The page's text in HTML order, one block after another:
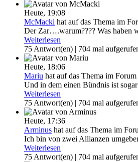
Heute, 19:08
McMacki hat auf das Thema im
Der Zar….warum???? Was haben
Weiterlesen
75 Antwort(en) | 704 mal
Heute, 18:06
Mariu hat auf das Thema im Forum
Und in dem einen Bündnis ist
Weiterlesen
75 Antwort(en) | 704 mal
Heute, 17:36
Arminus hat auf das Thema im
Ich bin von zwei Allianzen
Weiterlesen
75 Antwort(en) | 704 mal